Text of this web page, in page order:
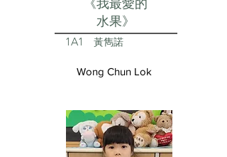
水果》
1A1 黃雋諾
Wong Chun Lok